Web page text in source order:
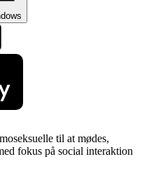
til at mødes,
fokus på social interaktion